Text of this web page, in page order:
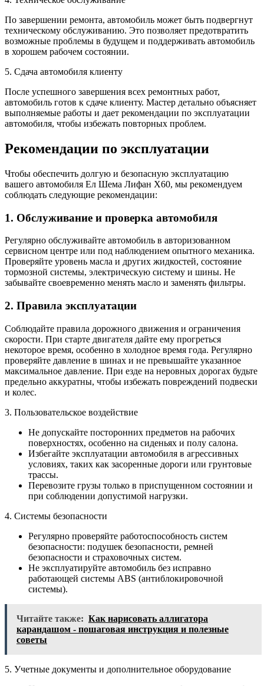
По завершении ремонта, автомобиль может быть подвергнут
техническому обслуживанию. Это позволяет предотвратить
возможные проблемы в будущем и поддерживать автомобиль
в хорошем рабочем состоянии.
5. Сдача автомобиля клиенту
После успешного завершения всех ремонтных работ,
автомобиль готов к сдаче клиенту. Мастер детально объясняет
выполняемые работы и дает рекомендации по эксплуатации
автомобиля, чтобы избежать повторных проблем.
Рекомендации по эксплуатации
Чтобы обеспечить долгую и безопасную эксплуатацию
вашего автомобиля Ел Шема Лифан Х60, мы рекомендуем
соблюдать следующие рекомендации:
1. Обслуживание и проверка автомобиля
Регулярно обслуживайте автомобиль в авторизованном
сервисном центре или под наблюдением опытного механика.
Проверяйте уровень масла и других жидкостей, состояние
тормозной системы, электрическую систему и шины. Не
забывайте своевременно менять масло и заменять фильтры.
2. Правила эксплуатации
Соблюдайте правила дорожного движения и ограничения
скорости. При старте двигателя дайте ему прогреться
некоторое время, особенно в холодное время года. Регулярно
проверяйте давление в шинах и не превышайте указанное
максимальное давление. При езде на неровных дорогах будьте
предельно аккуратны, чтобы избежать повреждений подвески
и колес.
3. Пользовательское воздействие
Не допускайте посторонних предметов на рабочих
поверхностях, особенно на сиденьях и полу салона.
Избегайте эксплуатации автомобиля в агрессивных
условиях, таких как засоренные дороги или грунтовые
трассы.
Перевозите грузы только в приспущенном состоянии и
при соблюдении допустимой нагрузки.
4. Системы безопасности
Регулярно проверяйте работоспособность систем
безопасности: подушек безопасности, ремней
безопасности и страховочных систем.
Не эксплуатируйте автомобиль без исправно
работающей системы ABS (антиблокировочной
системы).
Читайте также: Как нарисовать аллигатора
карандашом - пошаговая инструкция и полезные
советы
5. Учетные документы и дополнительное оборудование